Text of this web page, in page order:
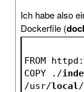
Ich habe also
Dockerfile (
FROM httpd:
COPY ./
/usr/local